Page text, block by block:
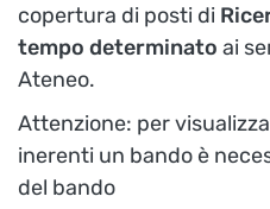
copertura di posti di
tempo determinato ai
Ateneo.
Attenzione: per
inerenti un bando è
del bando